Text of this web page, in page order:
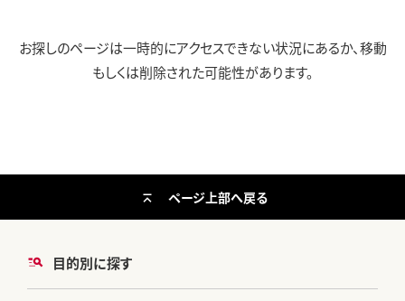
お探しのページは一時的にアクセスできない状況にあるか、移動
もしくは削除された可能性があります。
目的別に探す
ページ上部へ戻る